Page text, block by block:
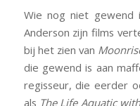
Wie nog niet gewend
Anderson zijn films
bij het zien van
die gewend is aan
regisseur, die eerder
als The Life Aquatic